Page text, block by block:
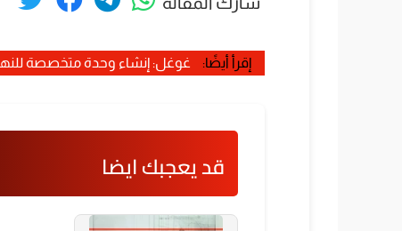
إقرأ أيضًا: غوغل: إنشاء وحدة متخصصة
قد يعجبك ايضا